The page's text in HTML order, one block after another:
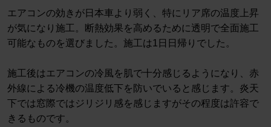
エアコンの効きが日本車より弱く、特にリア席の温度上昇
が気になり施工。断熱効果を高めるために透明で全面施工
可能なものを選びました。施工は1日日帰りでした。
施工後はエアコンの冷風を肌で十分感じるようになり、赤
外線による冷機の温度低下を防いでいると感じます。炎天
下では窓際ではジリジリ感を感じますがその程度は許容で
きるものです。